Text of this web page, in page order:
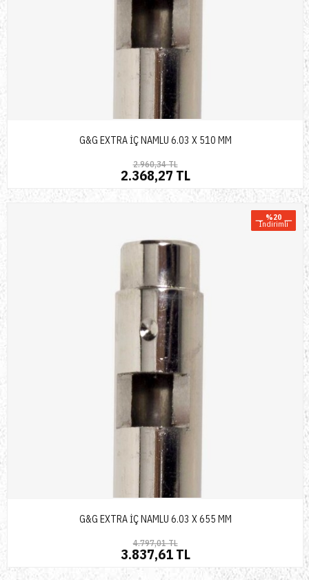
G&G EXTRA İÇ NAMLU 6.03 X 510 MM
2.960,34 TL
2.368,27 TL
%20
Indirimli
G&G EXTRA İÇ NAMLU 6.03 X 655 MM
4.797,01 TL
3.837,61 TL